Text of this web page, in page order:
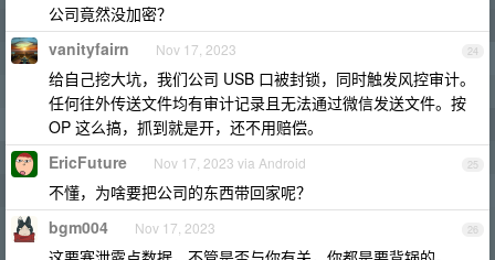
公司竟然没加密？
24
vanityfairn Nov 17, 2023
给自己挖大坑，我们公司 USB 口被封锁，同时触发风控审计。
任何往外传送文件均有审计记录且无法通过微信发送文件。按
OP 这么搞，抓到就是开，还不用赔偿。
25
EricFuture Nov 17, 2023 via Android
不懂，为啥要把公司的东西带回家呢？
26
bgm004 Nov 17, 2023